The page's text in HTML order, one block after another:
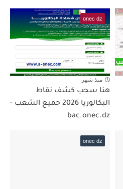
onec dz
منذ شهر
هنا سحب كشف نقاط
البكالوريا 2026 جميع الشعب -
bac.onec.dz
onec dz